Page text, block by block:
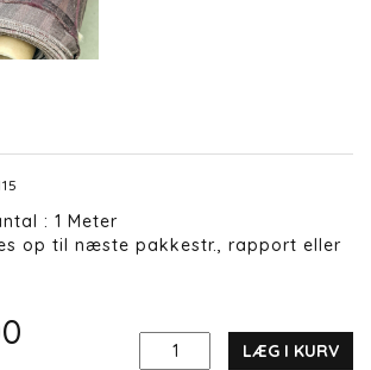
: 1 Meter
op til næste pakkestr., rapport eller
LÆG I KURV